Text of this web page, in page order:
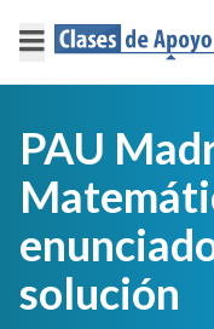
×
Iniciar
sesión
4º
E.S.O
PAU
solución